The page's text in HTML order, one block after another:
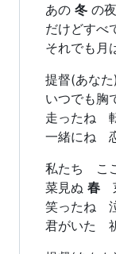
あの 冬 の
だけどすべ
それでも
提督(あな
いつでも胸
走ったね
一緒にね
私たち こ
菜見ぬ 春
笑ったね
君がいた